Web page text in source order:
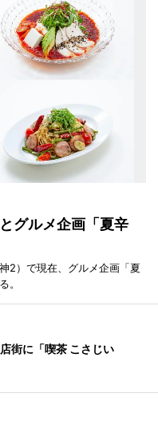
グルメ企画「夏辛
2）で現在、グルメ企画「夏
。
街に「喫茶 こさじい